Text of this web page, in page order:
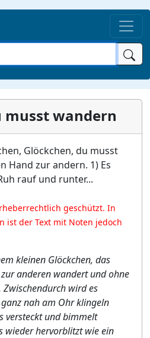
musst wandern
Glöckchen, du musst
Hand zur andern. 1) Es
rauf und runter...
geschützt. In
ist der Text mit Noten jedoch
kleinen Glöckchen, das
anderen wandert und ohne
wird es
nah am Ohr klingeln
versteckt und bimmelt
wieder hervorblitzt wie ein